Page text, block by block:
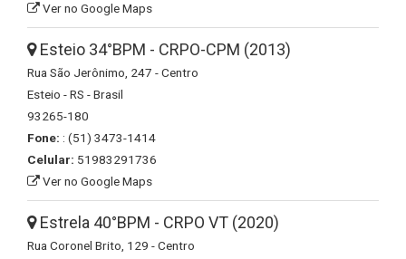
Ver no Google Maps
Esteio 34°BPM - CRPO-CPM (2013)
Rua São Jerônimo, 247 - Centro
Esteio - RS - Brasil
93265-180
Fone: : (51) 3473-1414
Celular: 51983291736
Ver no Google Maps
Estrela 40°BPM - CRPO VT (2020)
Rua Coronel Brito, 129 - Centro